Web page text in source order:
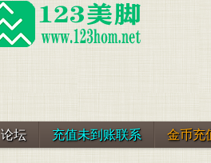
论坛 充值未到账联系 金币充